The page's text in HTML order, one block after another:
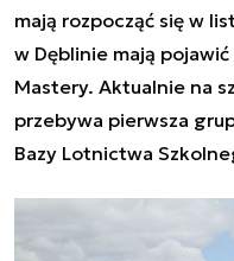
mają rozpocząć się w
w Dęblinie mają
Mastery. Aktualnie na
przebywa pierwsza
Bazy Lotnictwa